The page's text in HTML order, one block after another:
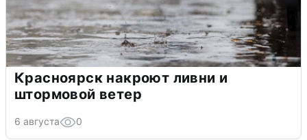
Красноярск накроют ливни и
штормовой ветер
6 августа 0